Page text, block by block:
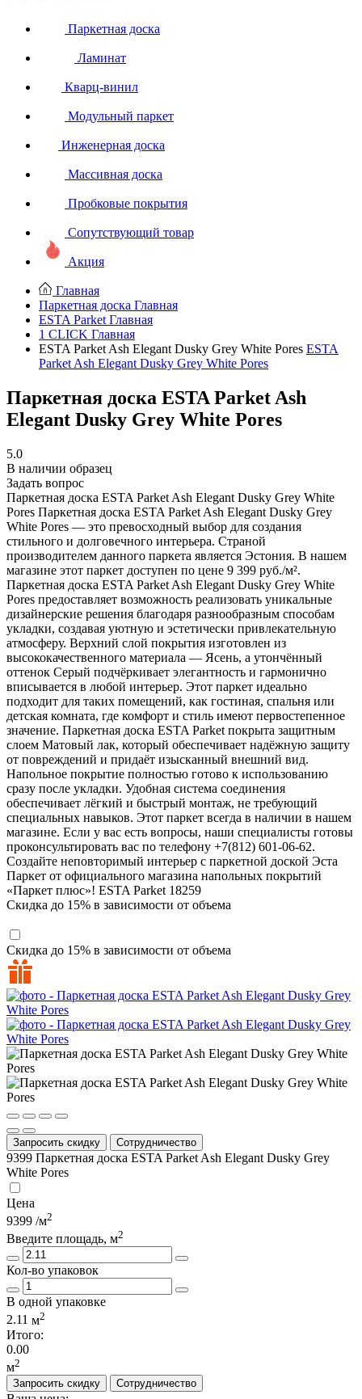
Паркетная доска
Ламинат
Кварц-винил
Модульный паркет
Инженерная доска
Массивная доска
Пробковые покрытия
Сопутствующий товар
Акция
Главная
Паркетная доска Главная
ESTA Parket Главная
1 CLICK Главная
ESTA Parket Ash Elegant Dusky Grey White Pores ESTA
Parket Ash Elegant Dusky Grey White Pores
Паркетная доска ESTA Parket Ash
Elegant Dusky Grey White Pores
5.0
В наличии образец
Задать вопрос
Паркетная доска ESTA Parket Ash Elegant Dusky Grey White
Pores Паркетная доска ESTA Parket Ash Elegant Dusky Grey
White Pores — это превосходный выбор для создания
стильного и долговечного интерьера. Страной
производителем данного паркета является Эстония. В нашем
магазине этот паркет доступен по цене 9 399 руб./м².
Паркетная доска ESTA Parket Ash Elegant Dusky Grey White
Pores предоставляет возможность реализовать уникальные
дизайнерские решения благодаря разнообразным способам
укладки, создавая уютную и эстетически привлекательную
атмосферу. Верхний слой покрытия изготовлен из
высококачественного материала — Ясень, а утончённый
оттенок Серый подчёркивает элегантность и гармонично
вписывается в любой интерьер. Этот паркет идеально
подходит для таких помещений, как гостиная, спальня или
детская комната, где комфорт и стиль имеют первостепенное
значение. Паркетная доска ESTA Parket покрыта защитным
слоем Матовый лак, который обеспечивает надёжную защиту
от повреждений и придаёт изысканный внешний вид.
Напольное покрытие полностью готово к использованию
сразу после укладки. Удобная система соединения
обеспечивает лёгкий и быстрый монтаж, не требующий
специальных навыков. Этот паркет всегда в наличии в нашем
магазине. Если у вас есть вопросы, наши специалисты готовы
проконсультировать вас по телефону +7(812) 601-06-62.
Создайте неповторимый интерьер с паркетной доской Эста
Паркет от официального магазина напольных покрытий
«Паркет плюс»! ESTA Parket 18259
Скидка до 15% в зависимости от объема
Скидка до 15% в зависимости от объема
Запросить скидку Сотрудничество
9399 Паркетная доска ESTA Parket Ash Elegant Dusky Grey
White Pores
Цена
9399 /м2
Введите площадь, м2
Кол-во упаковок
В одной упаковке
2.11 м2
Итого:
0.00
м2
Запросить скидку
Сотрудничество